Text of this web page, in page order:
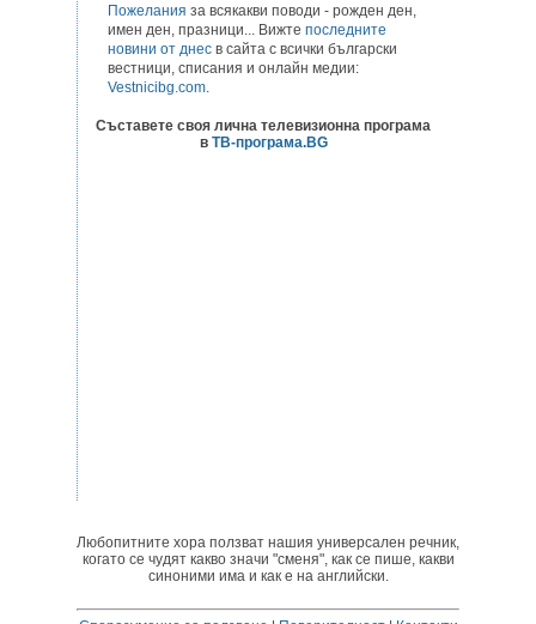
Пожелания за всякакви поводи - рожден ден,
имен ден, празници... Вижте последните
новини от днес в сайта с всички български
вестници, списания и онлайн медии:
Vestnicibg.com.
Съставете своя лична телевизионна програма
в ТВ-програма.BG
Любопитните хора ползват нашия универсален речник,
когато се чудят какво значи "сменя", как се пише, какви
синоними има и как е на английски.